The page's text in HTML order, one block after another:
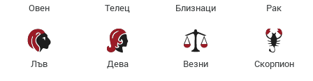
Овен Телец Близнаци Рак
Лъв Дева Везни Скорпион